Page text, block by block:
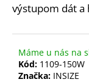
výstupom dát
Máme u nás na
Kód: 1109-150W
Značka: INSIZE
O
p
o